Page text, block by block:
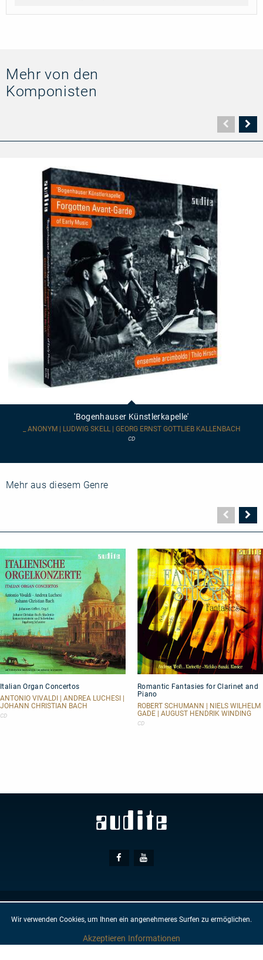
Wir verwenden Cookies, um Ihnen ein angenehmeres Surfen zu ermöglichen.
Akzeptieren Informationen
Mehr von den
Komponisten
Seite
'Bogenhauser Künstlerkapelle'
_ ANONYM | LUDWIG SKELL | GEORG ERNST GOTTLIEB KALLENBACH
CD
Mehr aus diesem Genre
Seite
Organ
Concertos
Italian Organ Concertos
ANTONIO VIVALDI | ANDREA LUCHESI |
JOHANN CHRISTIAN BACH
CD
Fantasies
for
Clarinet
and
Piano
Romantic Fantasies for Clarinet and
Piano
ROBERT SCHUMANN | NIELS WILHELM
GADE | AUGUST HENDRIK WINDING
CD
Social Facebook
AGB IMPRESSUM DATENSCHUTZ NEWSLETTER KONTAKT